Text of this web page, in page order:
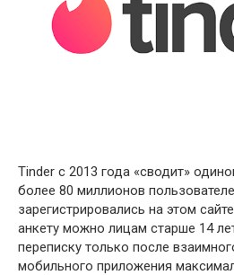
Tinder с 2013 года «сводит»
более 80 миллионов
зарегистрировались на этом
анкету можно лицам старше 14
переписку только после
мобильного приложения